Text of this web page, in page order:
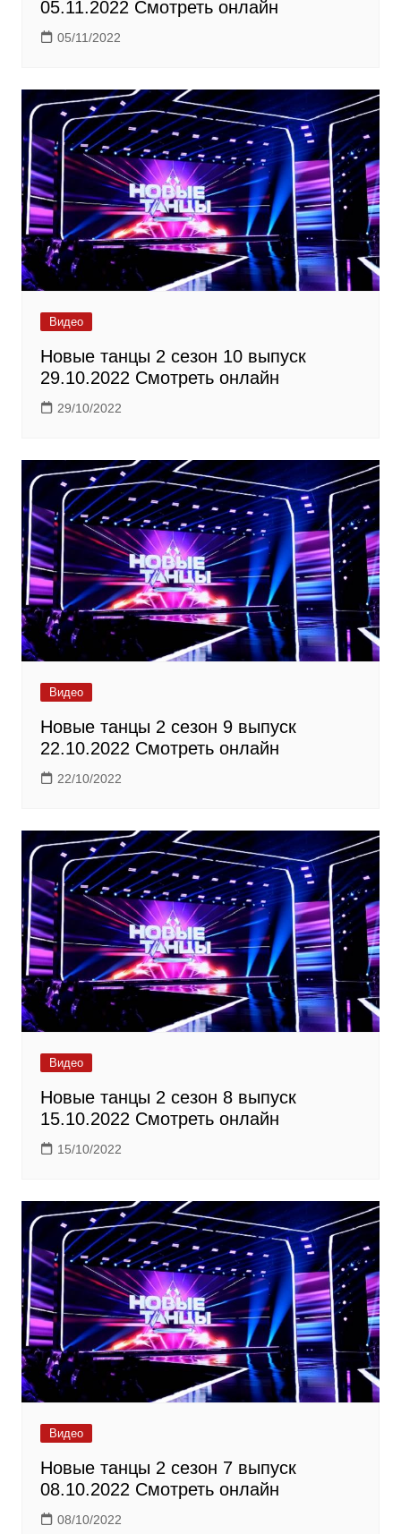
05.11.2022 Смотреть онлайн
05/11/2022
Видео
Новые танцы 2 сезон 10 выпуск
29.10.2022 Смотреть онлайн
29/10/2022
Видео
Новые танцы 2 сезон 9 выпуск
22.10.2022 Смотреть онлайн
22/10/2022
Видео
Новые танцы 2 сезон 8 выпуск
15.10.2022 Смотреть онлайн
15/10/2022
Видео
Новые танцы 2 сезон 7 выпуск
08.10.2022 Смотреть онлайн
08/10/2022